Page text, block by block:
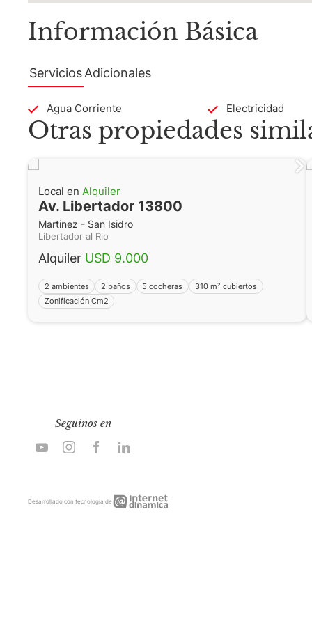
Información Básica
Servicios Adicionales
Agua Corriente Electricidad
Otras propiedades
Local en Alquiler
Av. Libertador 13800
Martinez - San Isidro
Libertador al Rio
Alquiler USD 9.000
2 ambientes 2 baños 5 cocheras
310 m² cubiertos
Zonificación Cm2
Seguinos en
Desarrollado con tecnología deInternet
Dinámica